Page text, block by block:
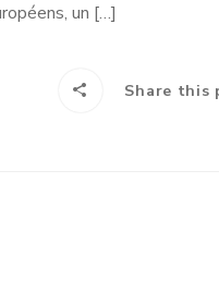
un […]
Share this